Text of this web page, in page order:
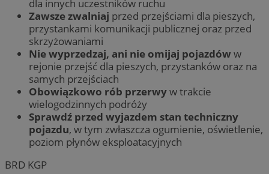
dla innych uczestników ruchu
Zawsze zwalniaj przed przejściami dla pieszych,
przystankami komunikacji publicznej oraz przed
skrzyżowaniami
Nie wyprzedzaj, ani nie omijaj pojazdów w
rejonie przejść dla pieszych, przystanków oraz na
samych przejściach
Obowiązkowo rób przerwyw trakcie
wielogodzinnych podróży
Sprawdź przed wyjazdem stan techniczny
pojazdu, w tym zwłaszcza ogumienie, oświetlenie,
poziom płynów eksploatacyjnych
BRD KGP